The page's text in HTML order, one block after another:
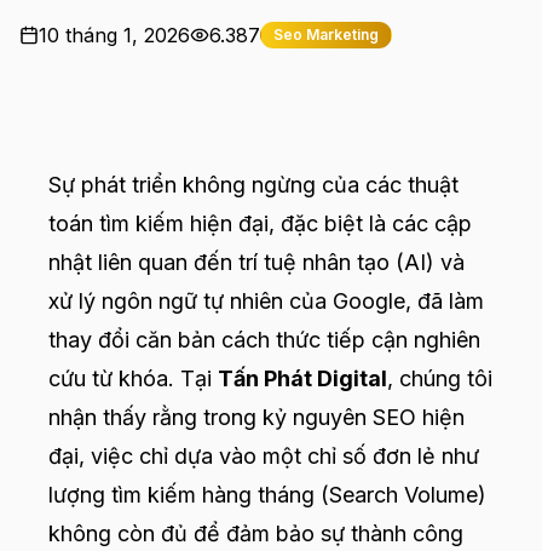
10 tháng 1, 2026 6.387 Seo Marketing
Sự phát triển không ngừng của các thuật
toán tìm kiếm hiện đại, đặc biệt là các cập
nhật liên quan đến trí tuệ nhân tạo (AI) và
xử lý ngôn ngữ tự nhiên của Google, đã làm
thay đổi căn bản cách thức tiếp cận nghiên
cứu từ khóa. Tại Tấn Phát Digital, chúng tôi
nhận thấy rằng trong kỷ nguyên SEO hiện
đại, việc chỉ dựa vào một chỉ số đơn lẻ như
lượng tìm kiếm hàng tháng (Search Volume)
không còn đủ để đảm bảo sự thành công